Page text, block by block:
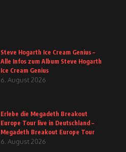
Steve Hogarth Ice Cream Genius –
Alle Infos zum Album Steve Hogarth
Ice Cream Genius
6. August 2026
Erlebe die Megadeth Breakout
Europe Tour live in Deutschland –
Megadeth Breakout Europe Tour
6. August 2026